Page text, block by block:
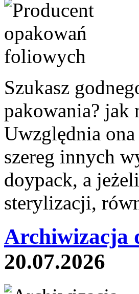
Szukasz
pakowania? jak
Uwzględnia
szereg innych
doypack, a
sterylizacji,
Archiwizacja
20.07.2026